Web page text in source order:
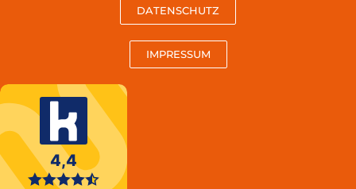
DATENSCHUTZ
IMPRESSUM